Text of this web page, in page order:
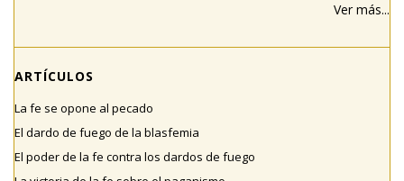
Ver más...
ARTÍCULOS
La fe se opone al pecado
El dardo de fuego de la blasfemia
El poder de la fe contra los dardos de fuego